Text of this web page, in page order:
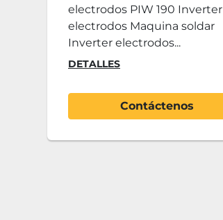
electrodos PIW 190 Inverter
electrodos Maquina soldar
Inverter electrodos...
DETALLES
Contáctenos